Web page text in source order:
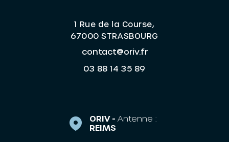
1 Rue de la Course,
67000 STRASBOURG
contact@oriv.fr
03 88 14 35 89
ORIV - Antenne :
REIMS